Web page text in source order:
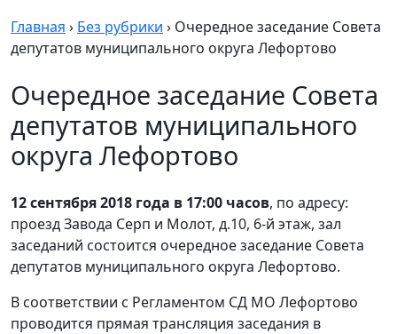
Главная › Без рубрики › Очередное заседание Совета
депутатов муниципального округа Лефортово
Очередное заседание Совета
депутатов муниципального
округа Лефортово
12 сентября 2018 года в 17:00 часов, по адресу:
проезд Завода Серп и Молот, д.10, 6-й этаж, зал
заседаний состоится очередное заседание Совета
депутатов муниципального округа Лефортово.
В соответствии с Регламентом СД МО Лефортово
проводится прямая трансляция заседания в